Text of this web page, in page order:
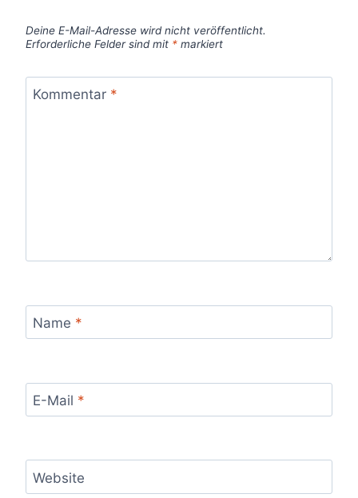
Deine E-Mail-Adresse wird nicht veröffentlicht.
Erforderliche Felder sind mit * markiert
Kommentar *
Name *
E-Mail *
Website